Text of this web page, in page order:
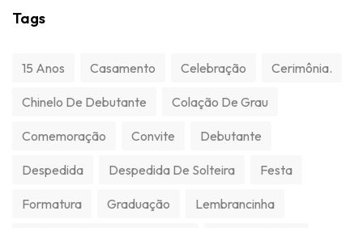
Tags
15 Anos Casamento Celebração Cerimônia.
Chinelo De Debutante Colação De Grau
Comemoração Convite Debutante
Despedida Despedida De Solteira Festa
Formatura Graduação Lembrancinha